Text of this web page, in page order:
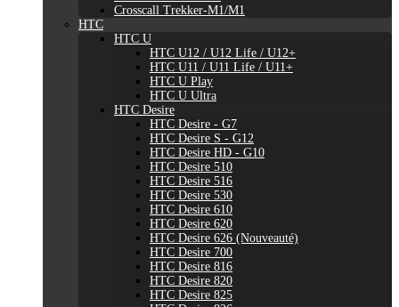
Crosscall Trekker-M1/M1
HTC
HTC U
HTC U12 / U12 Life / U12+
HTC U11 / U11 Life / U11+
HTC U Play
HTC U Ultra
HTC Desire
HTC Desire - G7
HTC Desire S - G12
HTC Desire HD - G10
HTC Desire 510
HTC Desire 516
HTC Desire 530
HTC Desire 610
HTC Desire 620
HTC Desire 626 (Nouveauté)
HTC Desire 700
HTC Desire 816
HTC Desire 820
HTC Desire 825